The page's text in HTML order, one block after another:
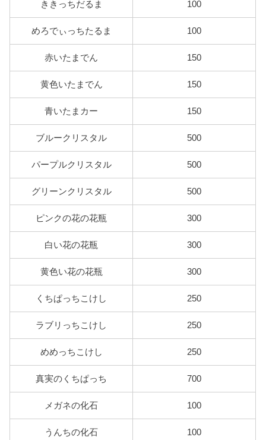
ききっちだるま 100
めろでぃっちたるま 100
赤いたまでん 150
黄色いたまでん 150
青いたまカー 150
ブルークリスタル 500
パープルクリスタル 500
グリーンクリスタル 500
ピンクの花の花瓶 300
白い花の花瓶 300
黄色い花の花瓶 300
くちぱっちこけし 250
ラブリっちこけし 250
めめっちこけし 250
真実のくちぱっち 700
メガネの化石 100
うんちの化石 100